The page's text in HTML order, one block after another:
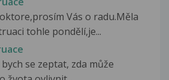
Vás o radu.Měla
tohle pondělí,je...
se zeptat, zda může